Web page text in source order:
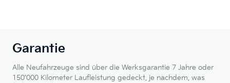
Garantie
Alle Neufahrzeuge sind über die Werksgarantie 7 Jahre oder
150’000 Kilometer Laufleistung gedeckt, je nachdem, was